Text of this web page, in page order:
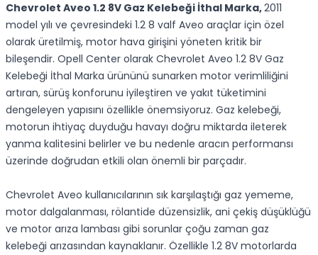
Chevrolet Aveo 1.2 8V Gaz Kelebeği İthal Marka,2011
model yılı ve çevresindeki 1.2 8 valf Aveo araçlar için özel
olarak üretilmiş, motor hava girişini yöneten kritik bir
bileşendir. Opell Center olarak Chevrolet Aveo 1.2 8V Gaz
Kelebeği İthal Marka ürününü sunarken motor verimliliğini
artıran, sürüş konforunu iyileştiren ve yakıt tüketimini
dengeleyen yapısını özellikle önemsiyoruz. Gaz kelebeği,
motorun ihtiyaç duyduğu havayı doğru miktarda ileterek
yanma kalitesini belirler ve bu nedenle aracın performansı
üzerinde doğrudan etkili olan önemli bir parçadır.
Chevrolet Aveo kullanıcılarının sık karşılaştığı gaz yememe,
motor dalgalanması, rölantide düzensizlik, ani çekiş düşüklüğü
ve motor arıza lambası gibi sorunlar çoğu zaman gaz
kelebeği arızasından kaynaklanır. Özellikle 1.2 8V motorlarda